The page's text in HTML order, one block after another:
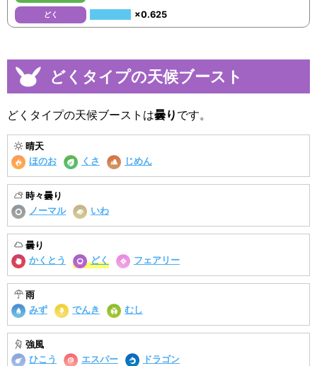
どく ×0.625
どくタイプの天候ブースト
どくタイプの天候ブーストは曇り です。
晴天
ほのお
くさ じめん
時々曇り
ノーマル
いわ
曇り
かくとう
どく フェアリー
雨
みず
でんき むし
強風
ひこう
エスパー ドラゴン